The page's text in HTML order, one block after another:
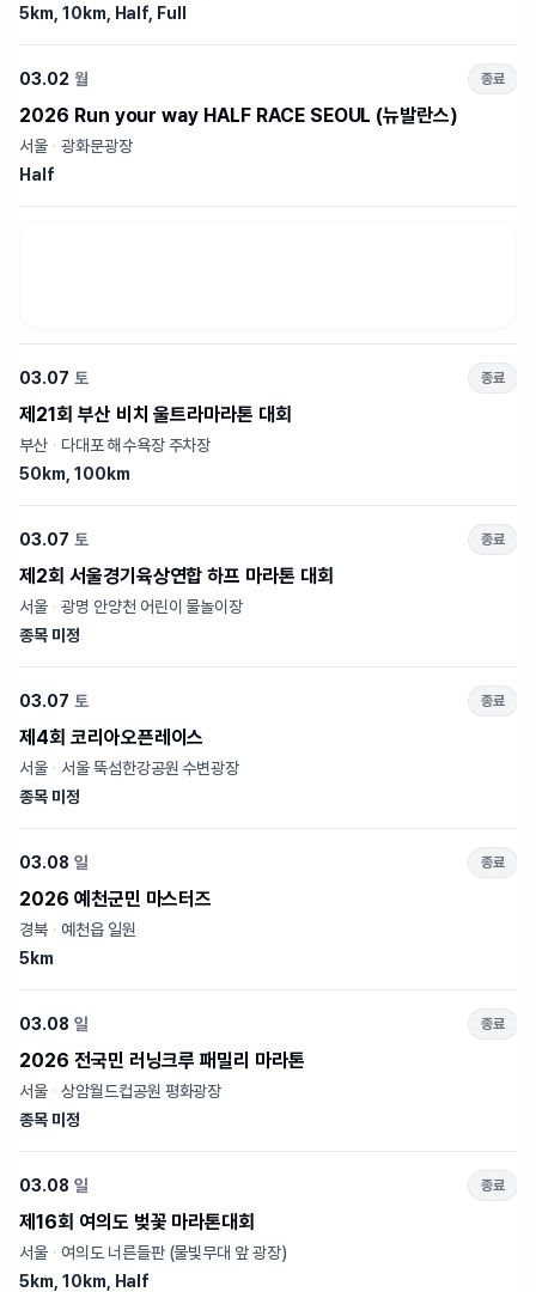
5km, 10km, Half, Full
03.02 월 종료
2026 Run your way HALF RACE SEOUL (뉴발란스)
서울 · 광화문광장
Half
03.07 토 종료
제21회 부산 비치 울트라마라톤 대회
부산 · 다대포 해수욕장 주차장
50km, 100km
03.07 토 종료
제2회 서울경기육상연합 하프 마라톤 대회
서울 · 광명 안양천 어린이 물놀이장
종목 미정
03.07 토 종료
제4회 코리아오픈레이스
서울 · 서울 뚝섬한강공원 수변광장
종목 미정
03.08 일 종료
2026 예천군민 마스터즈
경북 · 예천읍 일원
5km
03.08 일 종료
2026 전국민 러닝크루 패밀리 마라톤
서울 · 상암월드컵공원 평화광장
종목 미정
03.08 일 종료
제16회 여의도 벚꽃 마라톤대회
서울 · 여의도 너른들판 (물빛무대 앞 광장)
5km, 10km, Half